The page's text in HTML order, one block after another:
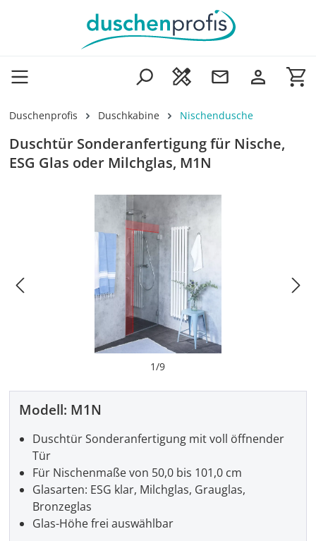
Zum Hauptinhalt springen
Duschenprofis Duschkabine Nischendusche
Duschtür Sonderanfertigung für Nische,
ESG Glas oder Milchglas, M1N
Bildergalerie überspringen
1/9
Modell: M1N
Duschtür Sonderanfertigung mit voll öffnender
Tür
Für Nischenmaße von 50,0 bis 101,0 cm
Glasarten: ESG klar, Milchglas, Grauglas,
Bronzeglas
Glas-Höhe frei auswählbar